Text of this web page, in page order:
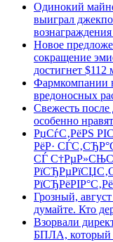
Одинокий
выиграл
Новое
сокращение
достигнет $112
Фармкомпании
вредоносных
Свежесть
особенно
РџСѓС‚РёРЅ
РёР·
СЃ
Грозный,
думайте. Кто
Взорвали
БПЛА, который